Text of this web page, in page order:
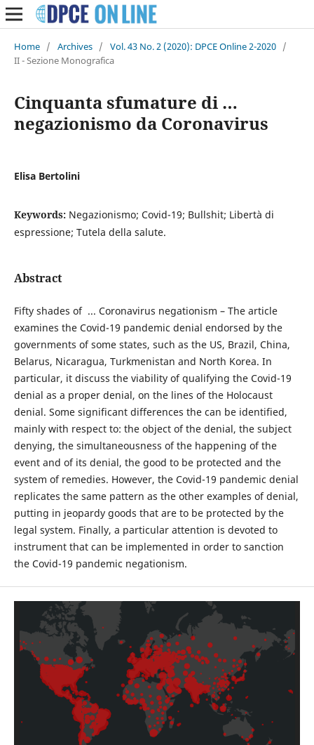
Home / Archives / Vol. 43 No. 2 (2020): DPCE Online 2-2020 /
II - Sezione Monografica
Cinquanta sfumature di …
negazionismo da Coronavirus
Elisa Bertolini
Keywords: Negazionismo; Covid-19; Bullshit; Libertà di
espressione; Tutela della salute.
Abstract
Fifty shades of ... Coronavirus negationism – The article
examines the Covid-19 pandemic denial endorsed by the
governments of some states, such as the US, Brazil, China,
Belarus, Nicaragua, Turkmenistan and North Korea. In
particular, it discuss the viability of qualifying the Covid-19
denial as a proper denial, on the lines of the Holocaust
denial. Some significant differences the can be identified,
mainly with respect to: the object of the denial, the subject
denying, the simultaneousness of the happening of the
event and of its denial, the good to be protected and the
system of remedies. However, the Covid-19 pandemic denial
replicates the same pattern as the other examples of denial,
putting in jeopardy goods that are to be protected by the
legal system. Finally, a particular attention is devoted to
instrument that can be implemented in order to sanction
the Covid-19 pandemic negationism.